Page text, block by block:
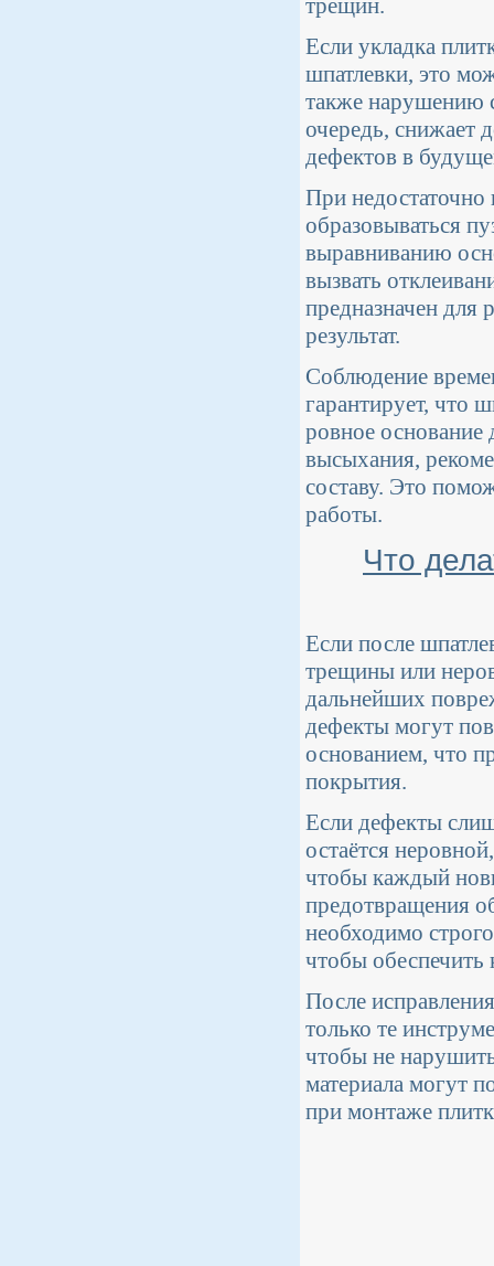
трещин.
Если укладка
шпатлевки, это
также нарушению
очередь, снижает
дефектов в
При недостаточно
образовываться
выравниванию
вызвать
предназначен для
результат.
Соблюдение
гарантирует, что
ровное основание
высыхания,
составу. Это
работы.
Что
Если после
трещины или
дальнейших
дефекты могут
основанием, что
покрытия.
Если дефекты
остаётся
чтобы каждый
предотвращения
необходимо
чтобы обеспечить
После
только те
чтобы не
материала могут
при монтаже